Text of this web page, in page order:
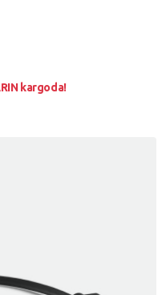
kargoda!